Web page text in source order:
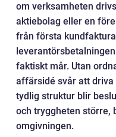
om verksamheten
aktiebolag eller en
från första
faktiskt mår. Utan
affärsidé svår att
tydlig struktur blir
och tryggheten större,
omgivningen.